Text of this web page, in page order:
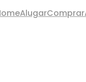
AlugarComprar